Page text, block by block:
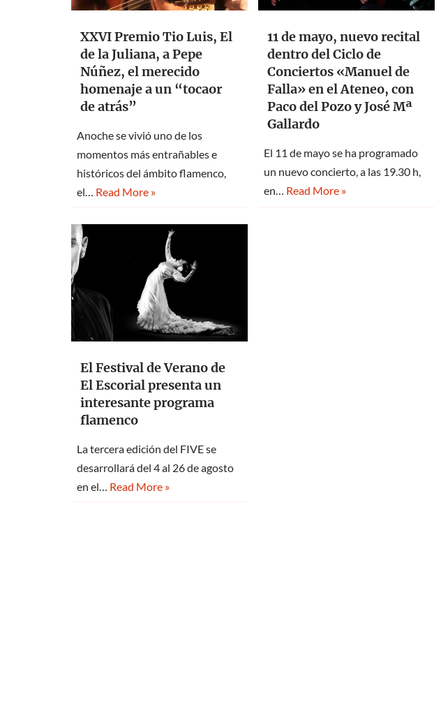
XXVI Premio Tio Luis, El
de la Juliana, a Pepe
Núñez, el merecido
homenaje a un “tocaor
de atrás”
Anoche se vivió uno de los
momentos más entrañables e
históricos del ámbito flamenco,
el… Read More »
11 de mayo, nuevo recital
dentro del Ciclo de
Conciertos «Manuel de
Falla» en el Ateneo, con
Paco del Pozo y José Mª
Gallardo
El 11 de mayo se ha programado
un nuevo concierto, a las 19.30 h,
en… Read More »
El Festival de Verano de
El Escorial presenta un
interesante programa
flamenco
La tercera edición del FIVE se
desarrollará del 4 al 26 de agosto
en el… Read More »